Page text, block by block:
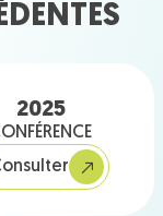
2025